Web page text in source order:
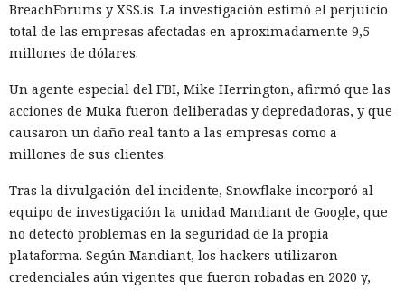
BreachForums y XSS.is. La investigación estimó el perjuicio
total de las empresas afectadas en aproximadamente 9,5
millones de dólares.
Un agente especial del FBI, Mike Herrington, afirmó que las
acciones de Muka fueron deliberadas y depredadoras, y que
causaron un daño real tanto a las empresas como a
millones de sus clientes.
Tras la divulgación del incidente, Snowflake incorporó al
equipo de investigación la unidad Mandiant de Google, que
no detectó problemas en la seguridad de la propia
plataforma. Según Mandiant, los hackers utilizaron
credenciales aún vigentes que fueron robadas en 2020 y,